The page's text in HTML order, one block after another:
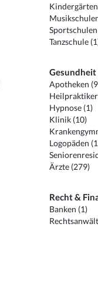
Tanzschule
Gesundheit
Apotheken
Hypnose (1)
Klinik (10)
Logopäden
Ärzte (279)
Recht &
Banken (1)